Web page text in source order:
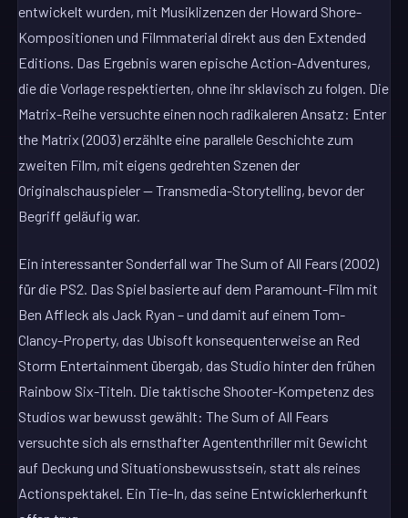
entwickelt wurden, mit Musiklizenzen der Howard Shore-
Kompositionen und Filmmaterial direkt aus den Extended
Editions. Das Ergebnis waren epische Action-Adventures,
die die Vorlage respektierten, ohne ihr sklavisch zu folgen. Die
Matrix-Reihe versuchte einen noch radikaleren Ansatz: Enter
the Matrix (2003) erzählte eine parallele Geschichte zum
zweiten Film, mit eigens gedrehten Szenen der
Originalschauspieler — Transmedia-Storytelling, bevor der
Begriff geläufig war.
Ein interessanter Sonderfall war The Sum of All Fears (2002)
für die PS2. Das Spiel basierte auf dem Paramount-Film mit
Ben Affleck als Jack Ryan – und damit auf einem Tom-
Clancy-Property, das Ubisoft konsequenterweise an Red
Storm Entertainment übergab, das Studio hinter den frühen
Rainbow Six-Titeln. Die taktische Shooter-Kompetenz des
Studios war bewusst gewählt: The Sum of All Fears
versuchte sich als ernsthafter Agententhriller mit Gewicht
auf Deckung und Situationsbewusstsein, statt als reines
Actionspektakel. Ein Tie-In, das seine Entwicklerherkunft